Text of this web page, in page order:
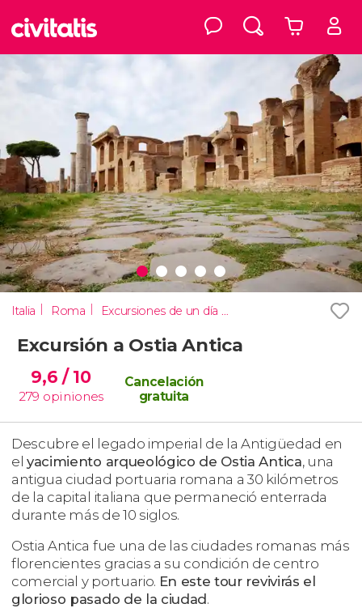
Italia Roma Excursiones de un día desde Roma
Excursión a Ostia Antica
9,6/ 10
279 opiniones
Cancelación
gratuita
Descubre el legado imperial de la Antigüedad en
elyacimiento arqueológico de Ostia Antica, una
antigua ciudad portuaria romana a 30 kilómetros
de la capital italiana que permaneció enterrada
durante más de 10 siglos.
Ostia Antica fue una de las ciudades romanas más
florencientes gracias a su condición de centro
comercial y portuario. En este tour revivirás el
glorioso pasado de la ciudad.